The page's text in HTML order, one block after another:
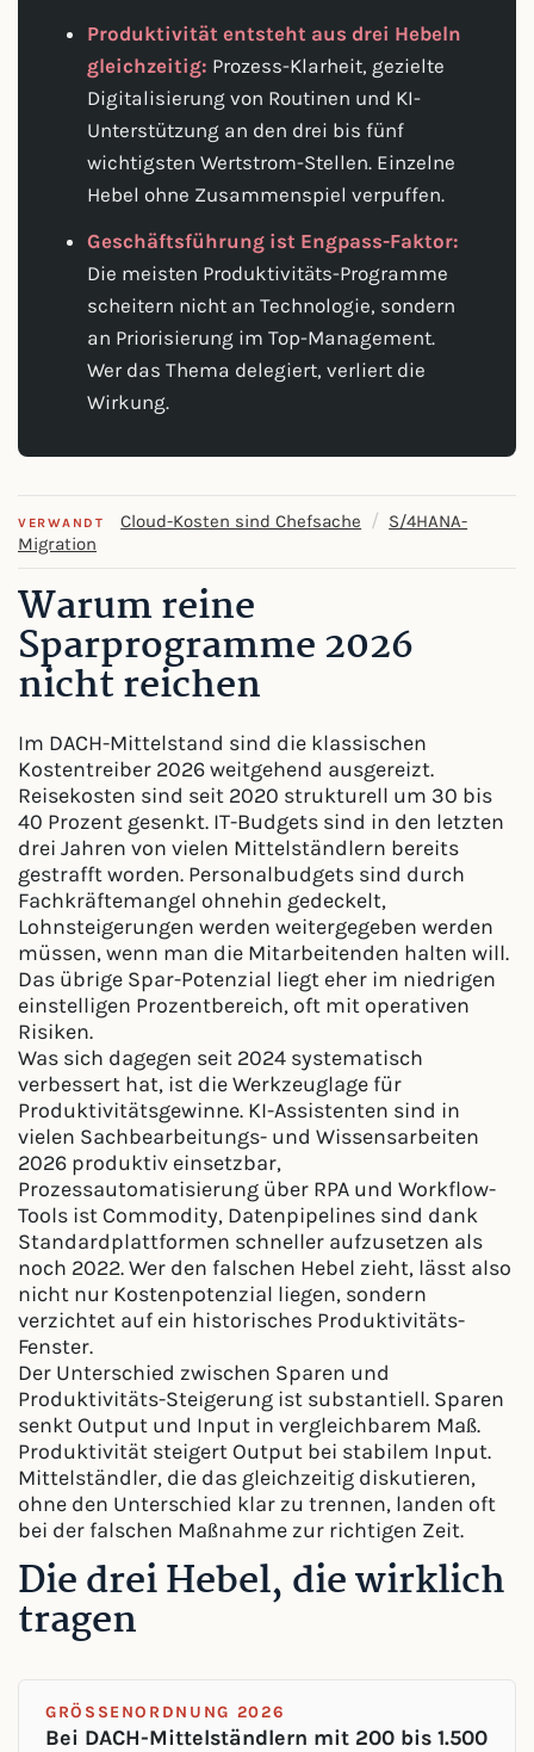
Produktivität entsteht aus drei Hebeln
gleichzeitig: Prozess-Klarheit, gezielte
Digitalisierung von Routinen und KI-
Unterstützung an den drei bis fünf
wichtigsten Wertstrom-Stellen. Einzelne
Hebel ohne Zusammenspiel verpuffen.
Geschäftsführung ist Engpass-Faktor:
Die meisten Produktivitäts-Programme
scheitern nicht an Technologie, sondern
an Priorisierung im Top-Management.
Wer das Thema delegiert, verliert die
Wirkung.
VERWANDT Cloud-Kosten sind Chefsache / S/4HANA-
Migration
Warum reine
Sparprogramme 2026
nicht reichen
Im DACH-Mittelstand sind die klassischen
Kostentreiber 2026 weitgehend ausgereizt.
Reisekosten sind seit 2020 strukturell um 30 bis
40 Prozent gesenkt. IT-Budgets sind in den letzten
drei Jahren von vielen Mittelständlern bereits
gestrafft worden. Personalbudgets sind durch
Fachkräftemangel ohnehin gedeckelt,
Lohnsteigerungen werden weitergegeben werden
müssen, wenn man die Mitarbeitenden halten will.
Das übrige Spar-Potenzial liegt eher im niedrigen
einstelligen Prozentbereich, oft mit operativen
Risiken.
Was sich dagegen seit 2024 systematisch
verbessert hat, ist die Werkzeuglage für
Produktivitätsgewinne. KI-Assistenten sind in
vielen Sachbearbeitungs- und Wissensarbeiten
2026 produktiv einsetzbar,
Prozessautomatisierung über RPA und Workflow-
Tools ist Commodity, Datenpipelines sind dank
Standardplattformen schneller aufzusetzen als
noch 2022. Wer den falschen Hebel zieht, lässt also
nicht nur Kostenpotenzial liegen, sondern
verzichtet auf ein historisches Produktivitäts-
Fenster.
Der Unterschied zwischen Sparen und
Produktivitäts-Steigerung ist substantiell. Sparen
senkt Output und Input in vergleichbarem Maß.
Produktivität steigert Output bei stabilem Input.
Mittelständler, die das gleichzeitig diskutieren,
ohne den Unterschied klar zu trennen, landen oft
bei der falschen Maßnahme zur richtigen Zeit.
Die drei Hebel, die wirklich
tragen
GRÖSSENORDNUNG 2026
Bei DACH-Mittelständlern mit 200 bis 1.500